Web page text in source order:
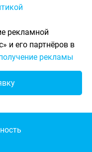
рекламной
и его партнёров в
рекламы